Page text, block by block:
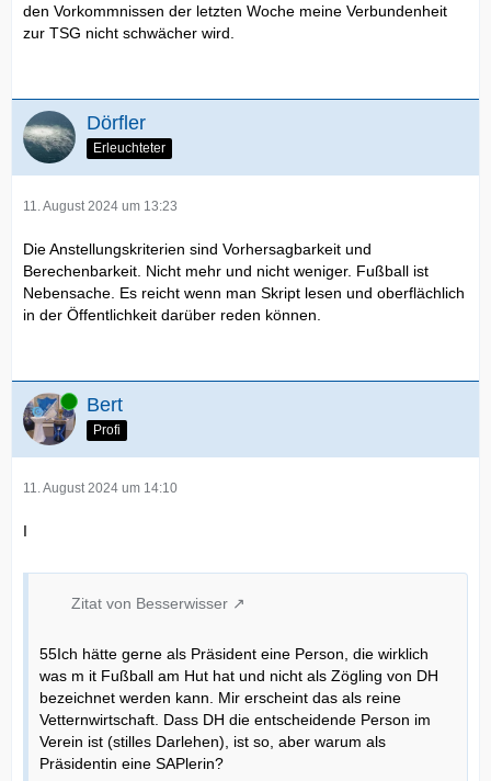
den Vorkommnissen der letzten Woche meine Verbundenheit
zur TSG nicht schwächer wird.
Dörfler
Erleuchteter
11. August 2024 um 13:23
Die Anstellungskriterien sind Vorhersagbarkeit und
Berechenbarkeit. Nicht mehr und nicht weniger. Fußball ist
Nebensache. Es reicht wenn man Skript lesen und oberflächlich
in der Öffentlichkeit darüber reden können.
Online Bert
Profi
11. August 2024 um 14:10
I
Zitat von Besserwisser
55Ich hätte gerne als Präsident eine Person, die wirklich
was m it Fußball am Hut hat und nicht als Zögling von DH
bezeichnet werden kann. Mir erscheint das als reine
Vetternwirtschaft. Dass DH die entscheidende Person im
Verein ist (stilles Darlehen), ist so, aber warum als
Präsidentin eine SAPlerin?